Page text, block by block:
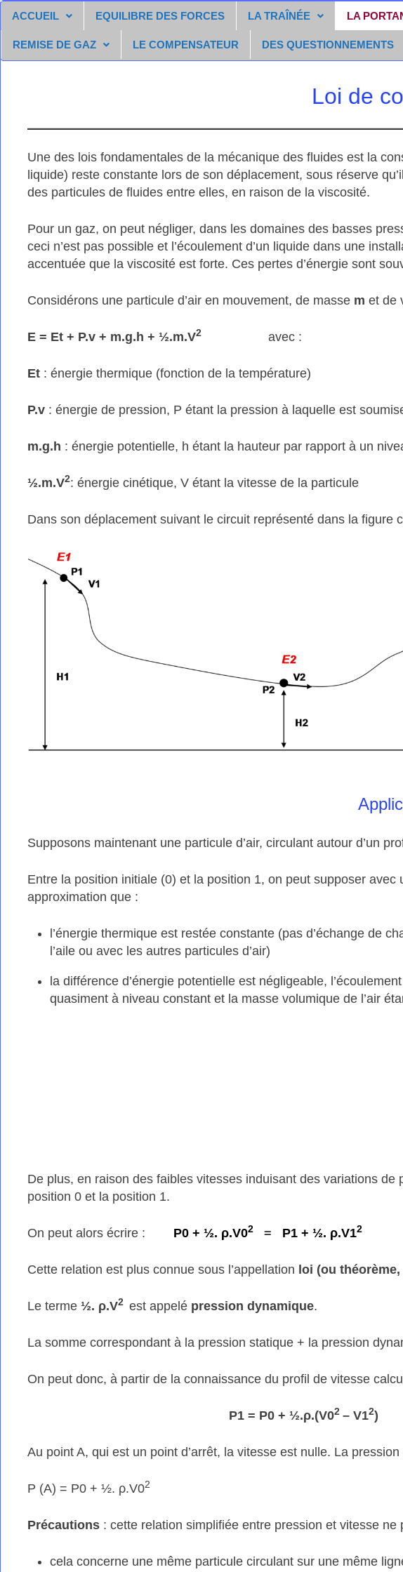
Passer
contenu
ACCUEIL EQUILIBRE DES FORCES LA TRAÎNÉE LA
REMISE DE GAZ LE COMPENSATEUR DES QUESTIONNEMENTS
Loi de
Une des lois fondamentales de la mécanique des fluides est la
liquide) reste constante lors de son déplacement, sous réserve
des particules de fluides entre elles, en raison de la viscosité.
Pour un gaz, on peut négliger, dans les domaines des basses
ceci n’est pas possible et l’écoulement d’un liquide dans une
accentuée que la viscosité est forte. Ces pertes d’énergie sont
Considérons une particule d’air en mouvement, de masse m et de
E = Et + P.v + m.g.h + ½.m.V2
Et : énergie thermique (fonction de la température)
P.v : énergie de pression, P étant la pression à laquelle est
m.g.h : énergie potentielle, h étant la hauteur par rapport à un
½.m.V2: énergie cinétique, V étant la vitesse de la particule
Dans son déplacement suivant le circuit représenté dans la figure
Supposons maintenant une particule d’air, circulant autour d’un
Entre la position initiale (0) et la position 1, on peut supposer avec
approximation que :
l’énergie thermique est restée constante (pas d’échange de
l’aile ou avec les autres particules d’air)
la différence d’énergie potentielle est négligeable,
quasiment à niveau constant et la masse volumique de l’air
De plus, en raison des faibles vitesses induisant des variations
position 0 et la position 1.
On peut alors écrire : P0 + ½. ρ.V02 = P1 + ½. ρ.V12
Cette relation est plus connue sous l’appellation loi (ou
Le terme½. ρ.V2 est appelé pression dynamique.
La somme correspondant à la pression statique + la pression
On peut donc, à partir de la connaissance du profil de vitesse
P1 = P0 + ½.ρ.(V02 – V12
Au point A, qui est un point d’arrêt, la vitesse est nulle. La
P (A) = P0 + ½. ρ.V02
Précautions : cette relation simplifiée entre pression et vitesse
cela concerne une même particule circulant sur une même